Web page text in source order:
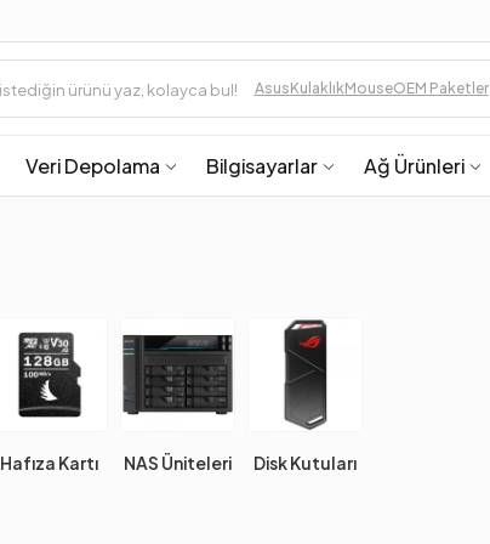
AsusKulaklıkMouseOEM Paketler
Veri Depolama Bilgisayarlar Ağ Ürünleri
Hafıza Kartı NAS Üniteleri Disk Kutuları